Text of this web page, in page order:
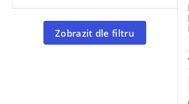
Zobrazit dle filtru